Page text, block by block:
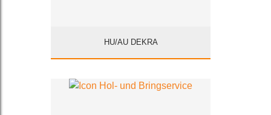
HU/AU DEKRA